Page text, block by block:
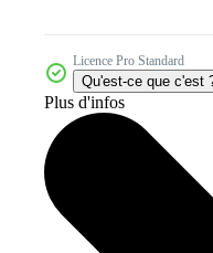
Licence Pro Standard
Qu'est-ce que c'est
Plus d'infos